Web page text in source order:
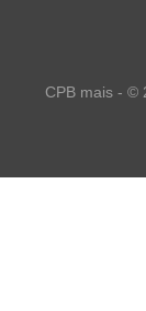
CPB mais - ©